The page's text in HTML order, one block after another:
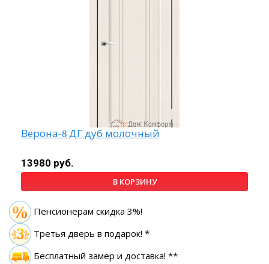
Верона-8 ДГ дуб молочный
13980 руб.
В КОРЗИНУ
Пенсионерам скидка 3%!
Третья дверь в подарок! *
Бесплатный замер и доставка! **